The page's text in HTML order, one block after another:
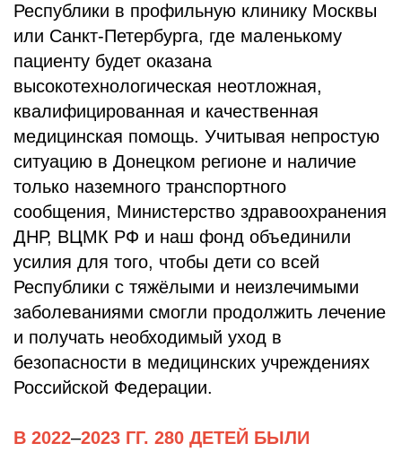
Республики в профильную клинику Москвы
или Санкт-Петербурга, где маленькому
пациенту будет оказана
высокотехнологическая неотложная,
квалифицированная и качественная
медицинская помощь. Учитывая непростую
ситуацию в Донецком регионе и наличие
только наземного транспортного
сообщения, Министерство здравоохранения
ДНР, ВЦМК РФ и наш фонд объединили
усилия для того, чтобы дети со всей
Республики с тяжёлыми и неизлечимыми
заболеваниями смогли продолжить лечение
и получать необходимый уход в
безопасности в медицинских учреждениях
Российской Федерации.
В 2022–2023 ГГ. 280 ДЕТЕЙ БЫЛИ